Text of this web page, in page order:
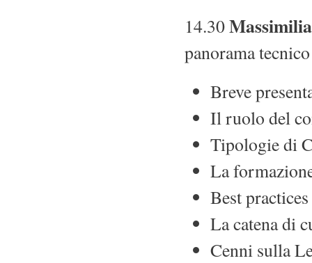
14.30
panorama
Breve
Il ruolo del
Tipologie di
La
Best
La catena di
Cenni sulla